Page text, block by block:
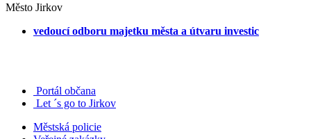
Město Jirkov
vedoucí odboru majetku města a útvaru investic
Portál občana
Let ´s go to Jirkov
Městská policie